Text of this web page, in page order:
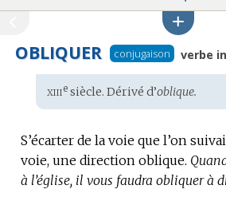
OBLIQUER conjugaison verbe
Étymologie
:
xiiiesiècle. Dérivé d’oblique.
S’écarter de la voie que l’on
voie, une direction oblique.
à l’église, il vous faudra obliquer à